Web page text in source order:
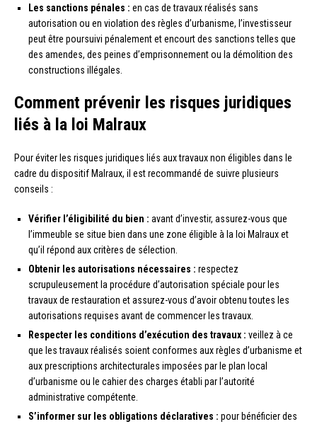
Les sanctions pénales : en cas de travaux réalisés sans
autorisation ou en violation des règles d’urbanisme, l’investisseur
peut être poursuivi pénalement et encourt des sanctions telles que
des amendes, des peines d’emprisonnement ou la démolition des
constructions illégales.
Comment prévenir les risques juridiques
liés à la loi Malraux
Pour éviter les risques juridiques liés aux travaux non éligibles dans le
cadre du dispositif Malraux, il est recommandé de suivre plusieurs
conseils :
Vérifier l’éligibilité du bien : avant d’investir, assurez-vous que
l’immeuble se situe bien dans une zone éligible à la loi Malraux et
qu’il répond aux critères de sélection.
Obtenir les autorisations nécessaires : respectez
scrupuleusement la procédure d’autorisation spéciale pour les
travaux de restauration et assurez-vous d’avoir obtenu toutes les
autorisations requises avant de commencer les travaux.
Respecter les conditions d’exécution des travaux : veillez à ce
que les travaux réalisés soient conformes aux règles d’urbanisme et
aux prescriptions architecturales imposées par le plan local
d’urbanisme ou le cahier des charges établi par l’autorité
administrative compétente.
S’informer sur les obligations déclaratives : pour bénéficier des